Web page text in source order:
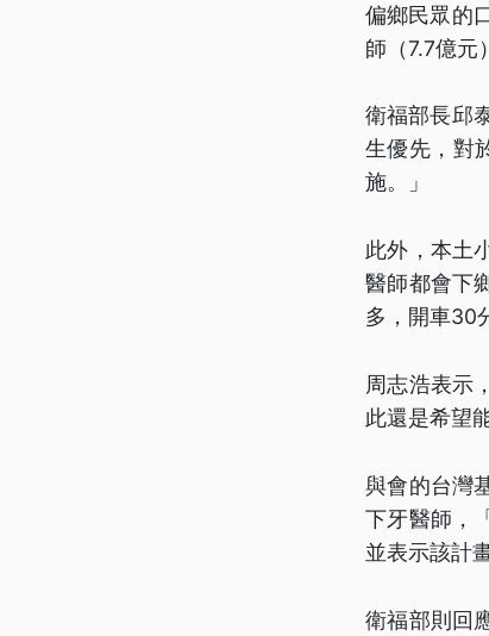
偏鄉民眾的
師（7.7億元
衛福部長邱
生優先，對
施。」
此外，本土
醫師都會下
多，開車30
周志浩表示
此還是希望
與會的台灣
下牙醫師，
並表示該計
衛福部則回